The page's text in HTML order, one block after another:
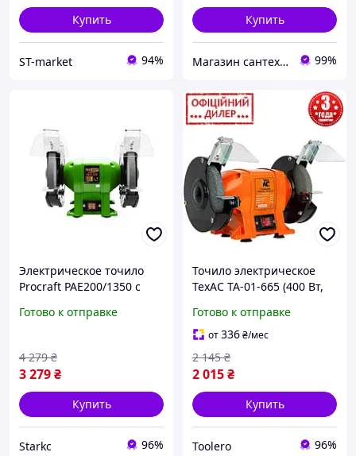
Купить
ST-market 94%
Купить
Магазин сантехники Eurotherm 99%
Электрическое точило
Procraft PAE200/1350 с
двумя кругами 200мм и
для дома и гаража
Готово к отправке
3 279₴
4 279 ₴
Купить
Starkс 96%
Точило электрическое
TexAC ТА-01-665 (400 Вт,
Станок точильный INT
Готово к отправке
от336₴/мес
2 015₴
2 145 ₴
Купить
Toolero 96%